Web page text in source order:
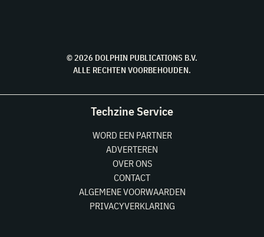
© 2026 DOLPHIN PUBLICATIONS B.V.
ALLE RECHTEN VOORBEHOUDEN.
Techzine Service
WORD EEN PARTNER
ADVERTEREN
OVER ONS
CONTACT
ALGEMENE VOORWAARDEN
PRIVACYVERKLARING